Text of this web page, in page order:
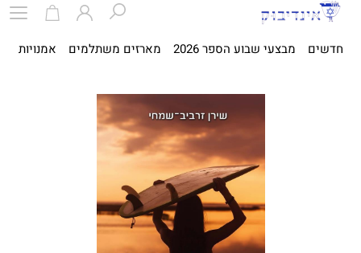
חדשים מבצעי שבוע הספר 2026 מארזים משתלמים אמנויות